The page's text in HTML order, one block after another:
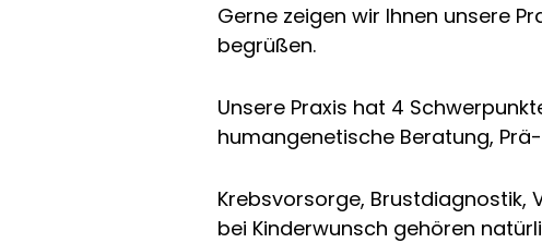
Gerne zeigen wir Ihnen unsere
begrüßen.
Unsere Praxis hat 4
humangenetische Beratung,
Krebsvorsorge, Brustdiagnostik,
bei Kinderwunsch gehören